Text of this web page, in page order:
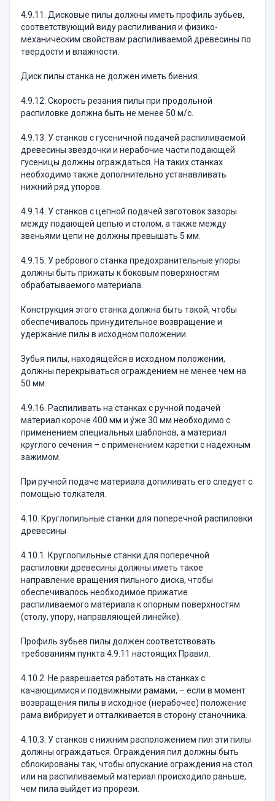
4.9.11. Дисковые пилы должны иметь профиль зубьев,
соответствующий виду распиливания и физико-
механическим свойствам распиливаемой древесины по
твердости и влажности.
Диск пилы станка не должен иметь биения.
4.9.12. Скорость резания пилы при продольной
распиловке должна быть не менее 50 м/с.
4.9.13. У станков с гусеничной подачей распиливаемой
древесины звездочки и нерабочие части подающей
гусеницы должны ограждаться. На таких станках
необходимо также дополнительно устанавливать
нижний ряд упоров.
4.9.14. У станков с цепной подачей заготовок зазоры
между подающей цепью и столом, а также между
звеньями цепи не должны превышать 5 мм.
4.9.15. У ребрового станка предохранительные упоры
должны быть прижаты к боковым поверхностям
обрабатываемого материала.
Конструкция этого станка должна быть такой, чтобы
обеспечивалось принудительное возвращение и
удержание пилы в исходном положении.
Зубья пилы, находящейся в исходном положении,
должны перекрываться ограждением не менее чем на
50 мм.
4.9.16. Распиливать на станках с ручной подачей
материал короче 400 мм и ýже 30 мм необходимо с
применением специальных шаблонов, а материал
круглого сечения – с применением каретки с надежным
зажимом.
При ручной подаче материала допиливать его следует с
помощью толкателя.
4.10. Круглопильные станки для поперечной распиловки
древесины
4.10.1. Круглопильные станки для поперечной
распиловки древесины должны иметь такое
направление вращения пильного диска, чтобы
обеспечивалось необходимое прижатие
распиливаемого материала к опорным поверхностям
(столу, упору, направляющей линейке).
Профиль зубьев пилы должен соответствовать
требованиям пункта 4.9.11 настоящих Правил.
4.10.2. Не разрешается работать на станках с
качающимися и подвижными рамами, – если в момент
возвращения пилы в исходное (нерабочее) положение
рама вибрирует и отталкивается в сторону станочника.
4.10.3. У станков с нижним расположением пил эти пилы
должны ограждаться. Ограждения пил должны быть
сблокированы так, чтобы опускание ограждения на стол
или на распиливаемый материал происходило раньше,
чем пила выйдет из прорези.